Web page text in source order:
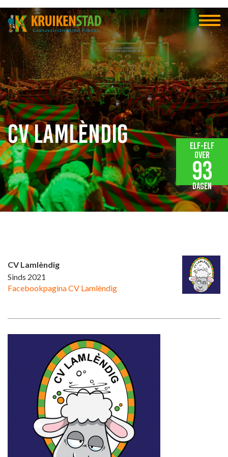
CV Lamlèndig
CV Lamlèndig
Sinds 2021
Facebookpagina CV Lamlèndig
Elf-elf
over
93
dagen